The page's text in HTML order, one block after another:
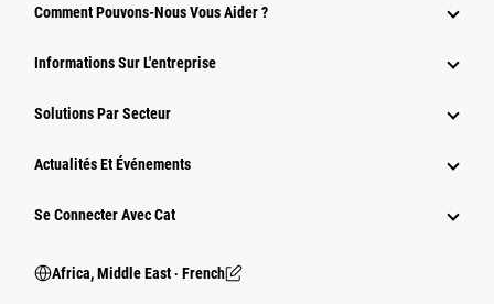
Comment Pouvons-Nous Vous Aider ?
Informations Sur L'entreprise
Solutions Par Secteur
Actualités Et Événements
Se Connecter Avec Cat
Africa, Middle East ‧ French